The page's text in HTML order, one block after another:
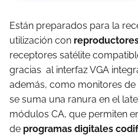
Están preparados para la
utilización con
receptores satélite
gracias al interfaz VGA
además, como monitores de
se suma una ranura en el
módulos CA, que permiten
de programas digitales